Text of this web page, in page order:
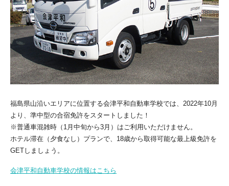
福島県山沿いエリアに位置する会津平和自動車学校では、2022年10月
より、準中型の合宿免許をスタートしました！
※普通車混雑時（1月中旬から3月）はご利用いただけません。
ホテル滞在（夕食なし）プランで、18歳から取得可能な最上級免許を
GETしましょう。
会津平和自動車学校の情報はこちら